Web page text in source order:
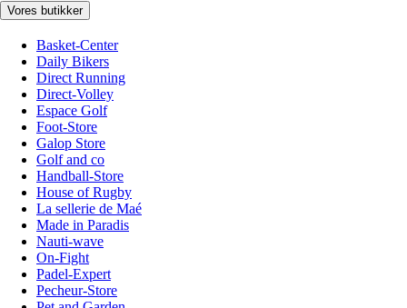
Vores butikker
Basket-Center
Daily Bikers
Direct Running
Direct-Volley
Espace Golf
Foot-Store
Galop Store
Golf and co
Handball-Store
House of Rugby
La sellerie de Maé
Made in Paradis
Nauti-wave
On-Fight
Padel-Expert
Pecheur-Store